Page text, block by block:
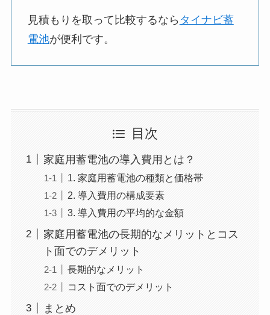
見積もりを取って比較するなら タイナビ蓄
電池が便利です。
目次
家庭用蓄電池の導入費用とは？
1. 家庭用蓄電池の種類と価格帯
2. 導入費用の構成要素
3. 導入費用の平均的な金額
家庭用蓄電池の長期的なメリットとコス
ト面でのデメリット
長期的なメリット
コスト面でのデメリット
まとめ